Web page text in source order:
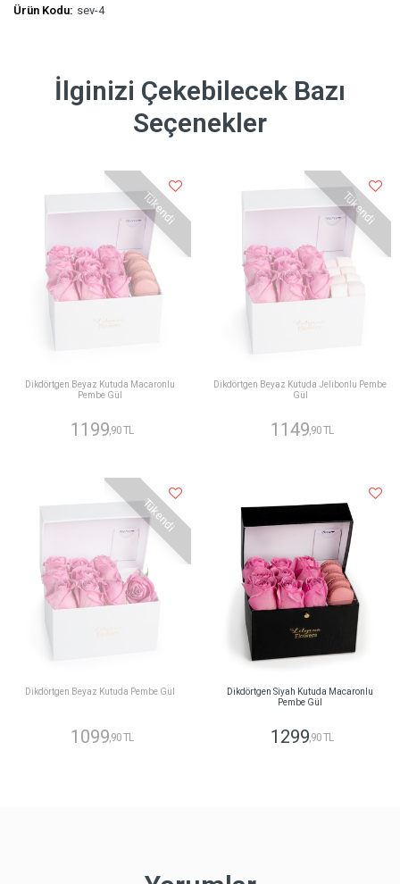
Ürün Kodu: sev-4
İlginizi Çekebilecek Bazı
Seçenekler
Tükendi
Dikdörtgen Beyaz Kutuda Macaronlu
Pembe Gül
1199,90 TL
Tükendi
Dikdörtgen Beyaz Kutuda Jelibonlu Pembe
Gül
1149,90 TL
Tükendi
Dikdörtgen Beyaz Kutuda Pembe Gül
1099,90 TL
Dikdörtgen Siyah Kutuda Macaronlu
Pembe Gül
1299,90 TL